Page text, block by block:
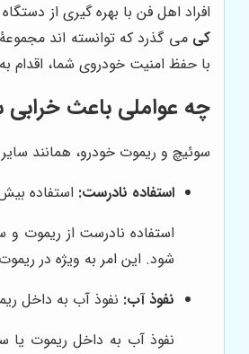
افراد اهل فن با بهره گیری از
کی می گذرد که توانسته اند
با حفظ امنیت خودروی شما، اقدام
چه عواملی باعث
سوئیچ و ریموت خودرو، همانند
استفاده نادرست: استفاده
استفاده نادرست از ریموت و
شود. این امر به ویژه در
نفوذ آب: نفوذ آب به داخل
نفوذ آب به داخل ریموت یا